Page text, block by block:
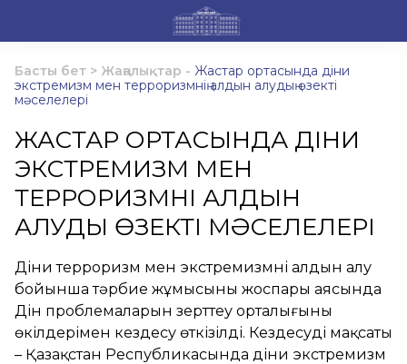
Басты бет > Жаңалықтар - Жастар ортасында діни
экстремизм мен терроризмнің алдын алудың өзекті
мәселелері
ЖАСТАР ОРТАСЫНДА ДІНИ
ЭКСТРЕМИЗМ МЕН
ТЕРРОРИЗМНІҢ АЛДЫН
АЛУДЫҢ ӨЗЕКТІ МӘСЕЛЕЛЕРІ
Діни терроризм мен экстремизмнің алдын алу
бойынша тәрбие жұмысының жоспары аясында
Дін проблемаларын зерттеу орталығының
өкілдерімен кездесу өткізілді. Кездесудің мақсаты
– Қазақстан Республикасында діни экстремизм